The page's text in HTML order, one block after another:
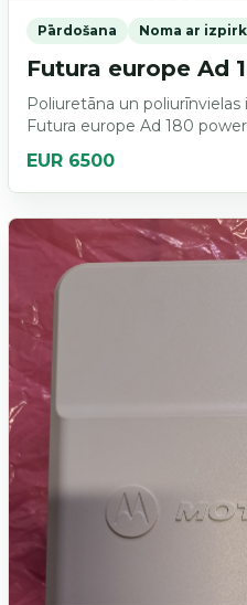
Pārdošana Noma ar
Futura europe Ad
Poliuretāna un poliurīnvielas
Futura europe Ad 180 power
EUR 6500